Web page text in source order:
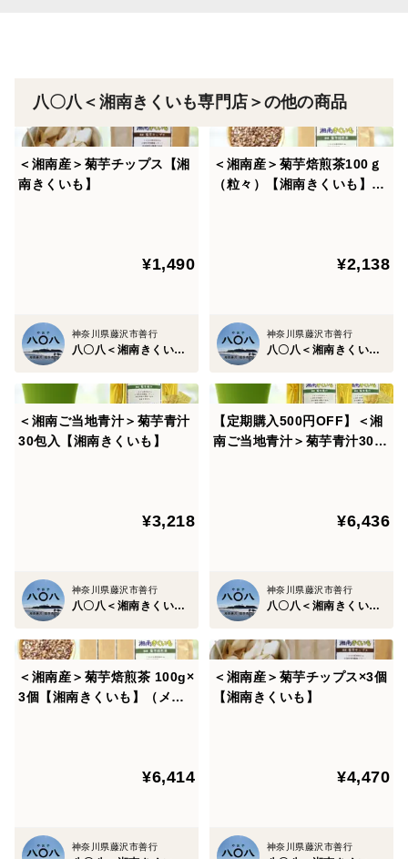
がりました。
【湘南きくいも 菊芋焙煎茶】
たっぷり入ったお徳用の大袋。
にも。「ふじさわ観光名産品」登録商品です。
＜お召し上がり方＞
急須にティースプーン１杯（約２g）を入れ、お湯を約
あら熱がとれたら冷蔵庫で冷やしても美味しくいただけ
ます。
※健康茶なので、摂取量の制限はありませんが、飲みす
＜商品情報＞
【名称】菊芋茶
【原材料名】菊芋粉末(神奈川県藤沢産)
【製造者名称】農事組合法人きくいもの郷
【栄養成分表示】（100gあたり）
八〇八＜湘南きくいも専門店＞の他の商品
＜湘南産＞菊芋チップス【湘
南きくいも】
¥1,490
神奈川県藤沢市善行
八〇八＜湘南きくいも専門店＞
＜湘南産＞菊芋焙煎茶100ｇ
（粒々）【湘南きくいも】
¥2,138
神奈川県藤沢市善行
八〇八＜湘南きくいも専門店＞
＜湘南ご当地青汁＞菊芋青汁
30包入【湘南きくいも】
¥3,218
神奈川県藤沢市善行
八〇八＜湘南きくいも専門店＞
【定期購入500円OFF】＜湘
南ご当地青汁＞菊芋青汁30包
¥6,436
神奈川県藤沢市善行
八〇八＜湘南きくいも専門店＞
＜湘南産＞菊芋焙煎茶 100g×
3個【湘南きくいも】（メー
¥6,414
神奈川県藤沢市善行
＜湘南産＞菊芋チップス×3個
【湘南きくいも】
¥4,470
神奈川県藤沢市善行